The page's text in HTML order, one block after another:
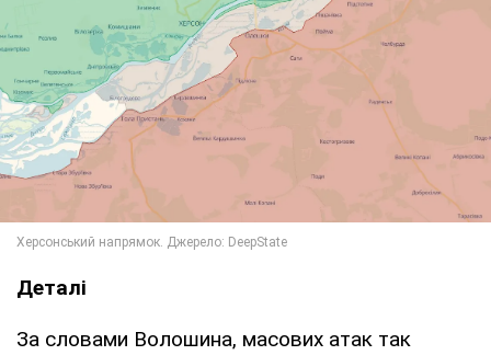
Деталі
За словами Волошина, масових атак так